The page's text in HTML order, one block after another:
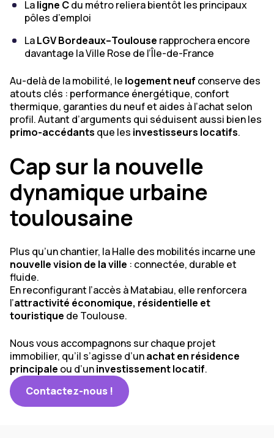
Laligne Cdu métro reliera bientôt les principaux
pôles d’emploi
LaLGV Bordeaux–Toulouse rapprochera encore
davantage la Ville Rose de l’Île-de-France
Au-delà de la mobilité, le logement neuf conserve des
atouts clés : performance énergétique, confort
thermique, garanties du neuf et aides à l’achat selon
profil. Autant d’arguments qui séduisent aussi bien les
primo-accédants que les investisseurs locatifs.
Cap sur la nouvelle
dynamique urbaine
toulousaine
Plus qu’un chantier, la Halle des mobilités incarne une
nouvelle vision de la ville : connectée, durable et
fluide.
En reconfigurant l’accès à Matabiau, elle renforcera
l’attractivité économique, résidentielle et
touristique de Toulouse.
Nous vous accompagnons sur chaque projet
immobilier, qu’il s’agisse d’unachat en résidence
principale ou d’uninvestissement locatif.
Contactez-nous !